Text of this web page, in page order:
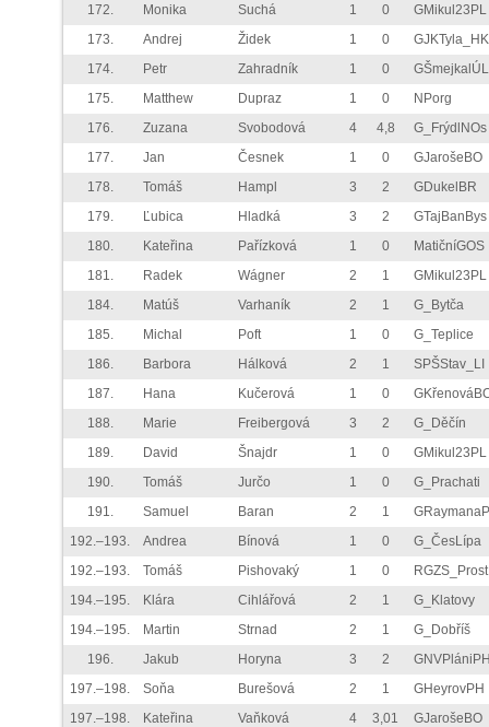
172. Monika Suchá 1 0
GMikul23PL
173.
Andrej Židek 1 0
GJKTyla_HK
174.
Petr Zahradník 1 0
GŠmejkalÚL
175.
Matthew Dupraz 1 0
NPorg
176.
Zuzana Svobodová 4 4,8
G_FrýdlNOs
177.
Jan Česnek 1 0
GJarošeBO
178.
Tomáš Hampl 3 2
GDukelBR
179.
Ľubica Hladká 3 2
GTajBanBys
180.
Kateřina Pařízková 1 0
MatičníGOS
181.
Radek Wágner 2 1
GMikul23PL
184.
Matúš Varhaník 2 1
G_Bytča
185.
Michal Poft 1 0
G_Teplice
186.
Barbora Hálková 2 1
SPŠStav_LI
187.
Hana Kučerová 1 0
188.
Marie Freibergová 3 2
G_Děčín
189.
David Šnajdr 1 0
GMikul23PL
190.
Tomáš Jurčo 1 0
G_Prachati
191.
Samuel Baran 2 1
192.–193.
Andrea Bínová 1 0
G_ČesLípa
192.–193.
Tomáš Pishovaký 1 0
RGZS_Prost
194.–195.
Klára Cihlářová 2 1
G_Klatovy
194.–195.
Martin Strnad 2 1
G_Dobříš
196.
Jakub Horyna 3 2
197.–198.
Soňa Burešová 2 1
GHeyrovPH
197.–198.
Kateřina Vaňková 4 3,01
GJarošeBO